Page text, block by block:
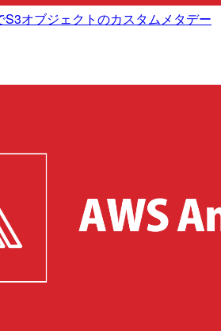
オブジェクトのカスタムメタデー